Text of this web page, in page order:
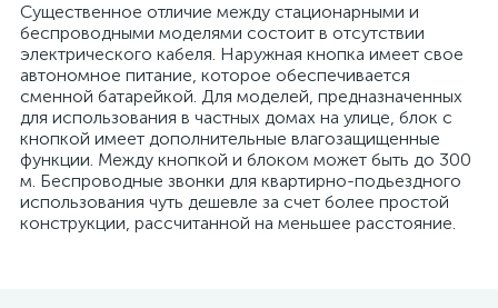
Существенное отличие между стационарными и
беспроводными моделями состоит в отсутствии
электрического кабеля. Наружная кнопка имеет свое
автономное питание, которое обеспечивается
сменной батарейкой. Для моделей, предназначенных
для использования в частных домах на улице, блок с
кнопкой имеет дополнительные влагозащищенные
функции. Между кнопкой и блоком может быть до 300
м. Беспроводные звонки для квартирно-подьездного
использования чуть дешевле за счет более простой
конструкции, рассчитанной на меньшее расстояние.